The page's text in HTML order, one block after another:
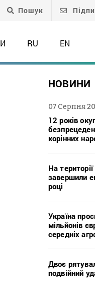
Пошук
RU EN
НОВИНИ
07 Серпня
12 років
корінних
На
завершили
році
Україна
мільйонів
середніх
Двоє
подвійний